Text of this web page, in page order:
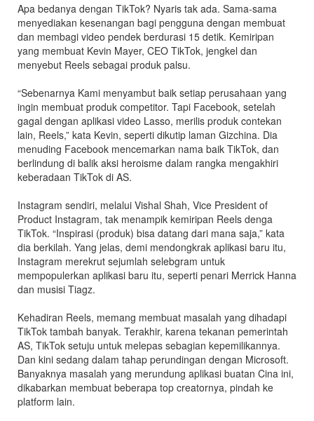
Apa bedanya dengan TikTok? Nyaris tak ada. Sama-sama
menyediakan kesenangan bagi pengguna dengan membuat
dan membagi video pendek berdurasi 15 detik. Kemiripan
yang membuat Kevin Mayer, CEO TikTok, jengkel dan
menyebut Reels sebagai produk palsu.
“Sebenarnya Kami menyambut baik setiap perusahaan yang
ingin membuat produk competitor. Tapi Facebook, setelah
gagal dengan aplikasi video Lasso, merilis produk contekan
lain, Reels,” kata Kevin, seperti dikutip laman Gizchina. Dia
menuding Facebook mencemarkan nama baik TikTok, dan
berlindung di balik aksi heroisme dalam rangka mengakhiri
keberadaan TikTok di AS.
Instagram sendiri, melalui Vishal Shah, Vice President of
Product Instagram, tak menampik kemiripan Reels denga
TikTok. “Inspirasi (produk) bisa datang dari mana saja,” kata
dia berkilah. Yang jelas, demi mendongkrak aplikasi baru itu,
Instagram merekrut sejumlah selebgram untuk
mempopulerkan aplikasi baru itu, seperti penari Merrick Hanna
dan musisi Tiagz.
Kehadiran Reels, memang membuat masalah yang dihadapi
TikTok tambah banyak. Terakhir, karena tekanan pemerintah
AS, TikTok setuju untuk melepas sebagian kepemilikannya.
Dan kini sedang dalam tahap perundingan dengan Microsoft.
Banyaknya masalah yang merundung aplikasi buatan Cina ini,
dikabarkan membuat beberapa top creatornya, pindah ke
platform lain.